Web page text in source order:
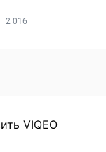
2 016
VIQEO